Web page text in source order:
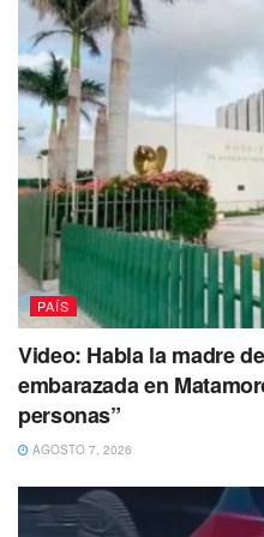
una carpeta de investigación
responsable.
Indignación en
presunto repartidor
en una tienda
— Playaaldia
Búsqueda activa:Se
características físicas
en el que se
Protocolos de
reabierto el debate
antecedentes penales
vestimenta del agresor
PAÍS
Video: Habla la madre
embarazada en
personas”
AGOSTO 7, 2026